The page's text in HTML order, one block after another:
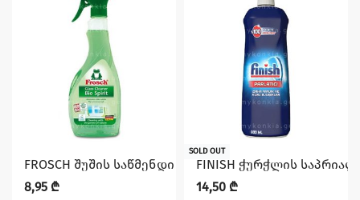
FROSCH შუშის საწმენდი სპრეი სპირტით, 500 მლ
8,95 ₾
SOLD OUT
FINISH ჭურჭლის
14,50 ₾